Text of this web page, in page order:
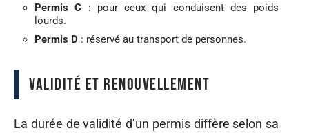
Permis C : pour ceux qui conduisent des poids
lourds.
Permis D : réservé au transport de personnes.
Validité et renouvellement
La durée de validité d’un permis diffère selon sa